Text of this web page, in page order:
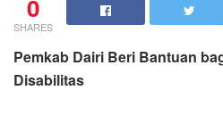
0
SHARES
Pemkab Dairi Beri Bantuan
Disabilitas